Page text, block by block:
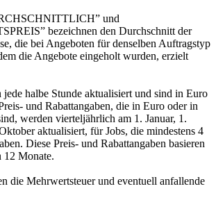
und
bezeichnen den Durchschnitt der
die bei Angeboten für denselben Auftragstyp
die Angebote eingeholt wurden, erzielt
jede halbe Stunde aktualisiert und sind in Euro
und Rabattangaben, die in Euro oder in
werden vierteljährlich am 1. Januar, 1.
aktualisiert, für Jobs, die mindestens 4
Diese Preis- und Rabattangaben basieren
12 Monate.
die Mehrwertsteuer und eventuell anfallende